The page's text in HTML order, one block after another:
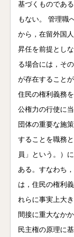
基づくものであ
もない。 管理職
から，在留外国
昇任を前提とし
る場合には，そ
が存在すること
住民の権利義務
公権力の行使に
団体の重要な施
することを職務
員」という。）
ある。すなわち
は，住民の権利
れらに事実上大
間接に重大なか
民主権の原理に